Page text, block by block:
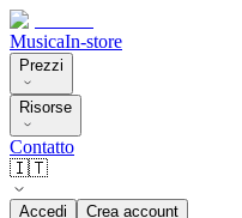
MusicaIn-store
Prezzi
Risorse
Contatto
🇮🇹
Accedi Crea account